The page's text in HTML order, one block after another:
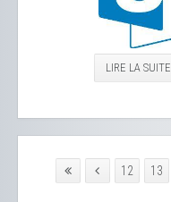
LIRE LA SUITE
12 13